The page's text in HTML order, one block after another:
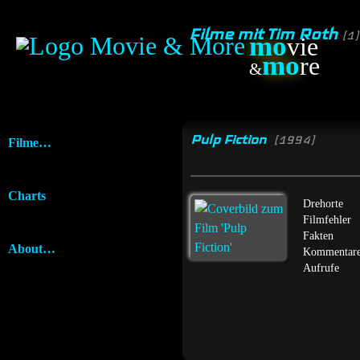
movie
&more
Filme mit Tim Roth (1)
Filme…
Charts
About…
Pulp Fiction [1994]
Drehorte
Filmfehler
Fakten
Aufrufe